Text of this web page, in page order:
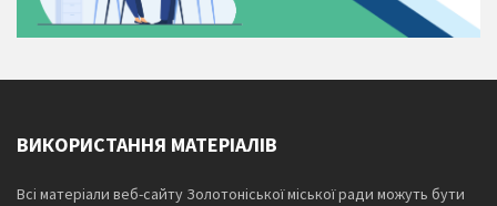
ВИКОРИСТАННЯ МАТЕРІАЛІВ
Всі матеріали веб-сайту Золотоніської міської ради можуть бути